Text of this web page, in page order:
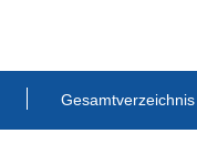
Gesamtverzeichnis